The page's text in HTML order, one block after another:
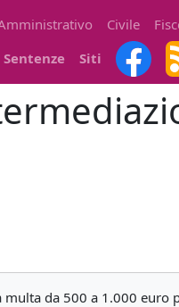
Civile
Sentenze Siti
da 500 a 1.000 euro